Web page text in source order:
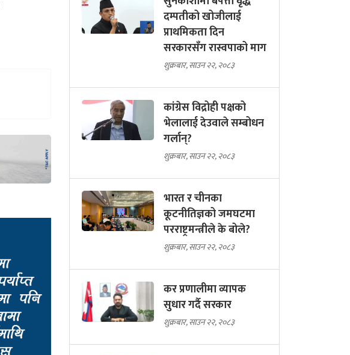
दम्पतीको खोजीलाई
प्राथमिकता दिन
सरकारसँग रास्वपाको माग
शुक्रबार, साउन २२, २०८३
कांग्रेस विद्रोही पक्षको
भेलालाई देउवाले सम्बोधन
गर्लान्?
शुक्रबार, साउन २२, २०८३
भारत र चीनका
कूटनीतिज्ञको जमघटमा
परराष्ट्रमन्त्रीले के बोले?
शुक्रबार, साउन २२, २०८३
कर प्रणालीमा व्यापक
सुधार गर्दै सरकार
शुक्रबार, साउन २२, २०८३